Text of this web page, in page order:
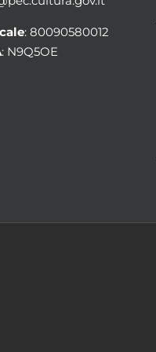
: 80090580012
: N9Q5OE